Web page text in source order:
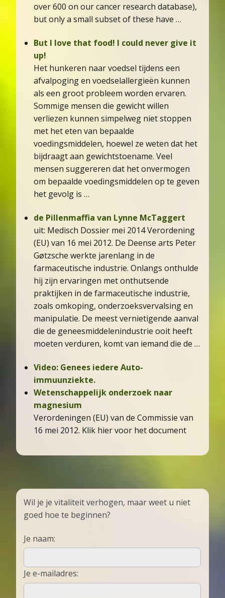
over 600 on our cancer research database),
but only a small subset of these have …
But I love that food! I could never give it
up!
Het hunkeren naar voedsel tijdens een
afvalpoging en voedselallergieën kunnen
als een groot probleem worden ervaren.
Sommige mensen die gewicht willen
verliezen kunnen simpelweg niet stoppen
met het eten van bepaalde
voedingsmiddelen, hoewel ze weten dat het
bijdraagt aan gewichtstoename. Veel
mensen suggereren dat het onvermogen
om bepaalde voedingsmiddelen op te geven
het gevolg is …
de Pillenmaffia van Lynne McTaggert
uit: Medisch Dossier mei 2014 Verordening
(EU) van 16 mei 2012. De Deense arts Peter
Gøtzsche werkte jarenlang in de
farmaceutische industrie. Onlangs onthulde
hij zijn ervaringen met onthutsende
praktijken in de farmaceutische industrie,
zoals omkoping, onderzoeksvervalsing en
manipulatie. De meest vernietigende aanval
die de geneesmiddelenindustrie ooit heeft
moeten verduren, komt van iemand die de …
Video: Genees iedere Auto-
immuunziekte.
Wetenschappelijk onderzoek naar
magnesium
Verordeningen (EU) van de Commissie van
16 mei 2012. Klik hier voor het document
Wil je je vitaliteit verhogen, maar weet u niet
goed hoe te beginnen?
Je naam:
Je e-mailadres: